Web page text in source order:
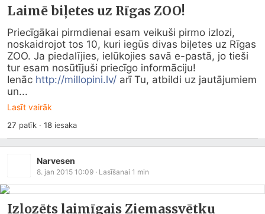
Laimē biļetes uz Rīgas ZOO!
Priecīgākai pirmdienai esam veikuši pirmo izlozi,
noskaidrojot tos 10, kuri iegūs divas biļetes uz Rīgas
ZOO. Ja piedalījies, ielūkojies savā e-pastā, jo tieši
tur esam nosūtījuši priecīgo informāciju!
Ienāc http://millopini.lv/ arī Tu, atbildi uz jautājumiem
un...
Lasīt vairāk
27 patīk · 18iesaka
Narvesen
8. jan 2015 10:09 · Lasīšanai 1 min
Izlozēts laimīgais Ziemassvētku